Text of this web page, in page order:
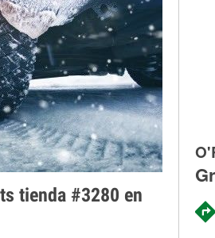
tienda #3280 en